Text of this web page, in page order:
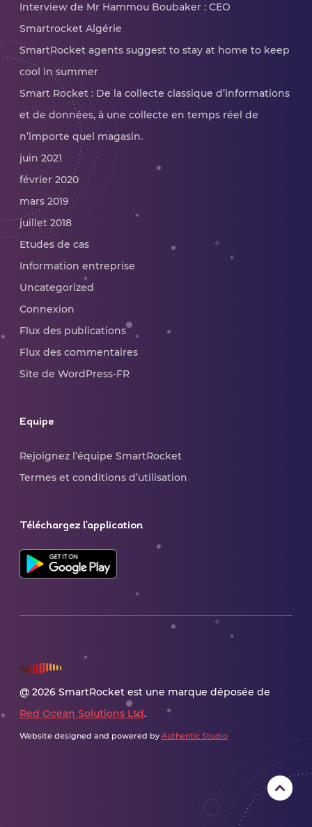
Interview de Mr Hammou Boubaker : CEO
Smartrocket Algérie
SmartRocket agents suggest to stay at home to keep
cool in summer
Smart Rocket : De la collecte classique d’informations
et de données, à une collecte en temps réel de
n’importe quel magasin.
juin 2021
février 2020
mars 2019
juillet 2018
Etudes de cas
Information entreprise
Uncategorized
Connexion
Flux des publications
Flux des commentaires
Site de WordPress-FR
Equipe
Rejoignez l’équipe SmartRocket
Termes et conditions d’utilisation
Téléchargez l'application
@ 2026 SmartRocket est une marque déposée de
Red Ocean Solutions Ltd.
Website designed and powered by Authentic Studio